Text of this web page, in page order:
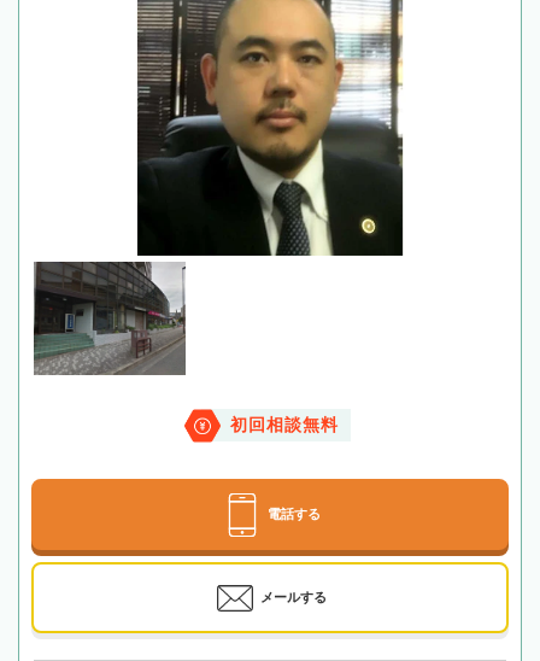
初回相談無料
電話する
メールする